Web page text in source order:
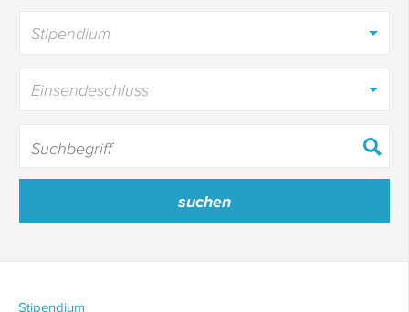
Stipendium
Einsendeschluss
Stipendium